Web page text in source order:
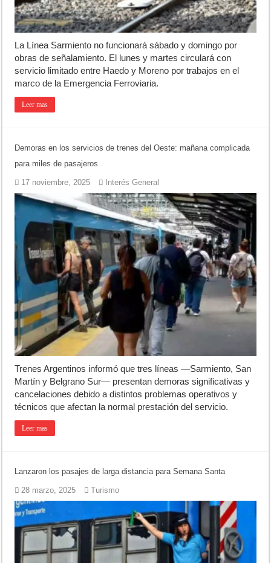
La Línea Sarmiento no funcionará sábado y domingo por
obras de señalamiento. El lunes y martes circulará con
servicio limitado entre Haedo y Moreno por trabajos en el
marco de la Emergencia Ferroviaria.
Leer mas
Demoras en los servicios de trenes del Oeste: mañana complicada
para miles de pasajeros
17 noviembre, 2025 Interés General
Trenes Argentinos informó que tres líneas —Sarmiento, San
Martín y Belgrano Sur— presentan demoras significativas y
cancelaciones debido a distintos problemas operativos y
técnicos que afectan la normal prestación del servicio.
Leer mas
Lanzaron los pasajes de larga distancia para Semana Santa
28 marzo, 2025 Turismo